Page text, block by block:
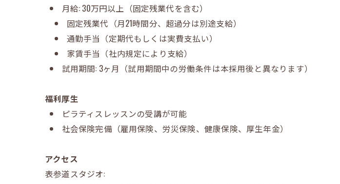
月給: 30万円以上（固定残業代を含む）
固定残業代（月21時間分、超過分は別途支給）
通勤手当（定期代もしくは実費支払い）
家賃手当（社内規定により支給）
試用期間: 3ヶ月（試用期間中の労働条件は本採用後と異なります）
福利厚生
ピラティスレッスンの受講が可能
社会保険完備（雇用保険、労災保険、健康保険、厚生年金）
アクセス
表参道スタジオ: